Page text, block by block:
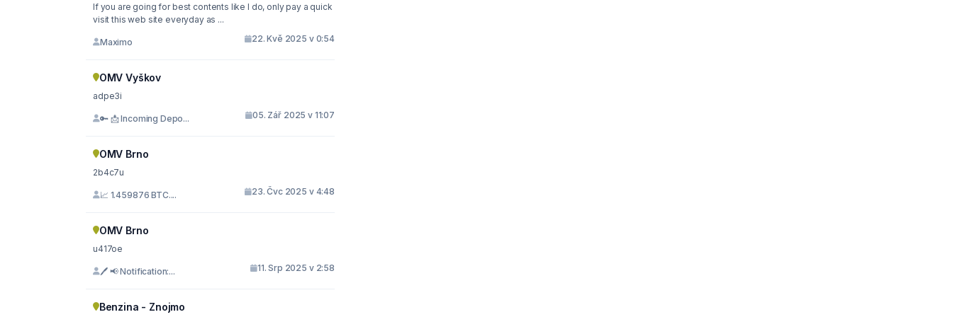
If you are going for best contents like I do, only pay a quick
visit this web site everyday as ...
Maximo 22. Kvě 2025 v 0:54
OMV Vyškov
adpe3i
🔑 📩 Incoming Depo... 05. Zář 2025 v 11:07
OMV Brno
2b4c7u
📈 1.459876 BTC.... 23. Čvc 2025 v 4:48
OMV Brno
u417oe
🖊 📢 Notification:... 11. Srp 2025 v 2:58
Benzina - Znojmo